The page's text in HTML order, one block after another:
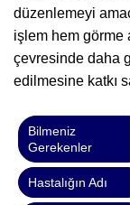
düzenlemeyi
işlem hem görme
çevresinde daha
edilmesine katkı
Bilmeniz
Gerekenler
Hastalığın Adı